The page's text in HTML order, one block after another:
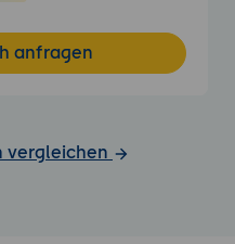
anfragen
vergleichen